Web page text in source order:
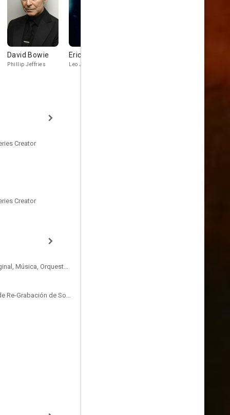
David Bowie
Phillip Jeffries
Eric DaRe
Leo Johnson
Creator
Creator
Compositor de la Música Original, Música, Orquestador, Musician
Sound Designer, Mezclador de Re-Grabación de Sonido